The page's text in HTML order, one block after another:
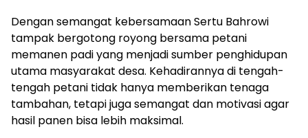
Dengan semangat kebersamaan Sertu Bahrowi
tampak bergotong royong bersama petani
memanen padi yang menjadi sumber penghidupan
utama masyarakat desa. Kehadirannya di tengah-
tengah petani tidak hanya memberikan tenaga
tambahan, tetapi juga semangat dan motivasi agar
hasil panen bisa lebih maksimal.